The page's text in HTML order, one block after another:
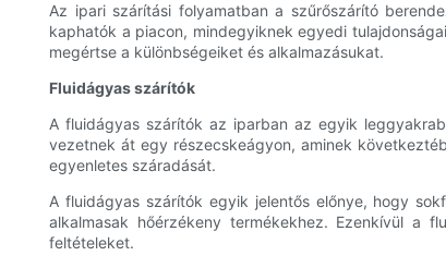
Az ipari szárítási folyamatban a szűrőszárító
kaphatók a piacon, mindegyiknek egyedi
megértse a különbségeiket és alkalmazásukat.
Fluidágyas szárítók
A fluidágyas szárítók az iparban az egyik
vezetnek át egy részecskeágyon, aminek
egyenletes száradását.
A fluidágyas szárítók egyik jelentős előnye, hogy
alkalmasak hőérzékeny termékekhez. Ezenkívül a
feltételeket.